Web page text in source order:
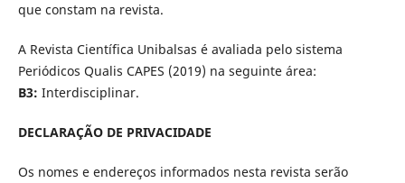
que constam na revista.
A Revista Científica Unibalsas é avaliada pelo sistema
Periódicos Qualis CAPES (2019) na seguinte área:
B3: Interdisciplinar.
DECLARAÇÃO DE PRIVACIDADE
Os nomes e endereços informados nesta revista serão